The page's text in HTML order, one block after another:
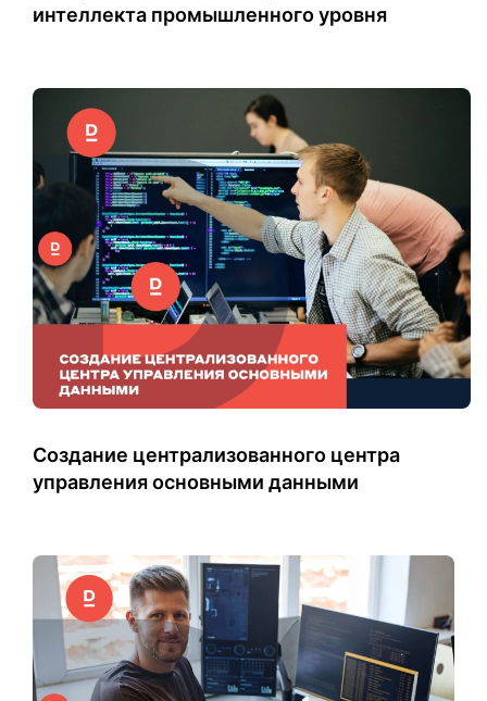
интеллекта промышленного уровня
Создание централизованного центра
управления основными данными